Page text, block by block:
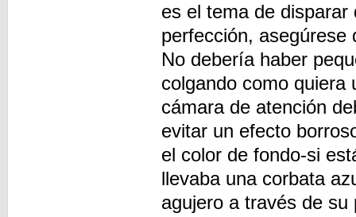
es el tema de
perfección,
No debería haber
colgando como
cámara de atención
evitar un efecto
el color de fondo-si
llevaba una corbata
agujero a través de su